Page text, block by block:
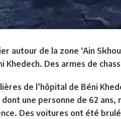
autour de la zone ‘Ain
Khedech. Des armes de
de l’hôpital de Béni
une personne de 62
Des voitures ont été